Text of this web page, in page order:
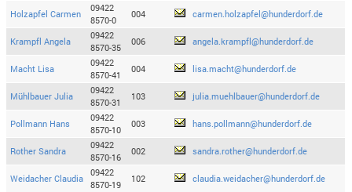
Holzapfel Carmen
09422
8570-0
004 carmen.holzapfel@hunderdorf.de
Krampfl Angela
09422
8570-35
006 angela.krampfl@hunderdorf.de
Macht Lisa
09422
8570-41
004 lisa.macht@hunderdorf.de
Mühlbauer Julia
09422
8570-31
103 julia.muehlbauer@hunderdorf.de
Pollmann Hans
09422
8570-10
003 hans.pollmann@hunderdorf.de
Rother Sandra
09422
8570-16
002 sandra.rother@hunderdorf.de
Weidacher Claudia
09422
8570-19
102 claudia.weidacher@hunderdorf.de